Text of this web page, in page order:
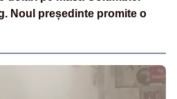
Noul președinte promite o